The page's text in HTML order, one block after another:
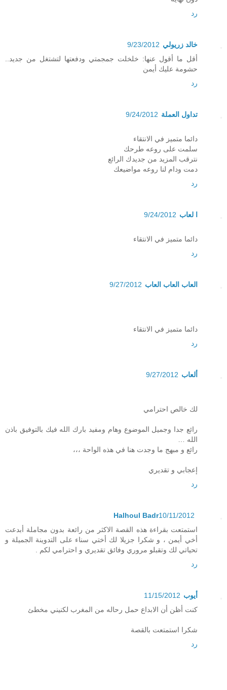
رد
خالد زريولي 9/23/2012
أقل ما أقول عنها: خلخلت جمجمتي ودفعتها لتشتغل من جديد..
حشومة عليك أيمن
رد
تداول العملة 9/24/2012
دائما متميز في الانتقاء
سلمت على روعه طرحك
نترقب المزيد من جديدك الرائع
دمت ودام لنا روعه مواضيعك
رد
ا لعاب 9/24/2012
دائما متميز في الانتقاء
رد
العاب العاب العاب 9/27/2012
دائما متميز في الانتقاء
رد
ألعاب 9/27/2012
لك خالص احترامي
رائع جدا وجميل الموضوع وهام ومفيد بارك الله فيك بالتوفيق باذن
الله …
رائع و مبهج ما وجدت هنا في هذه الواحة ،،،
إعجابي و تقديري
رد
Halhoul Badr10/11/2012
استمتعت بقراءة هذه القصة الاكثر من رائعة بدون مجاملة أبدعت
أخي أيمن ، و شكرا جزيلا لك أختي سناء على التدوينة الجميلة و
تحياتي لك وتقبلو مروري وفائق تقديري و احترامي لكم .
رد
أيوب 11/15/2012
كنت أظن أن الابداع حمل رحاله من المغرب لكنيني مخطئ
شكرا استمتعت بالقصة
رد